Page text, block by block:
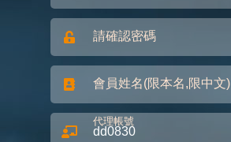
請確認密碼
會員姓名(限本名,限中文)
代理帳號